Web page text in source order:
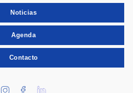
Noticias
Agenda
Contacto